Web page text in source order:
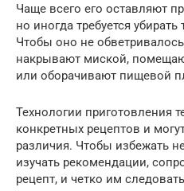
Чаще всего его оставляют
но иногда требуется
Чтобы оно не
накрывают миской,
или оборачивают пищевой
Технологии приготовления
конкретных рецептов и
различия. Чтобы избежать
изучать рекомендации,
рецепт, и четко им